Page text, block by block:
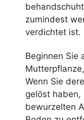
zumindest
verdichtet ist.
Beginnen Sie
Wenn Sie
gelöst haben,
bewurzelten